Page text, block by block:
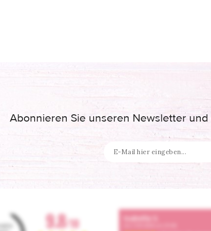
Abonnieren Sie unseren Newsletter